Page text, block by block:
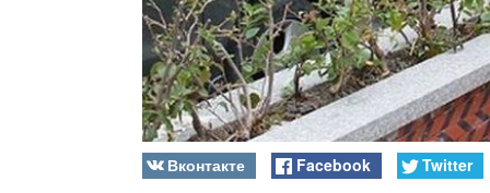
Вконтакте Facebook
Twitter